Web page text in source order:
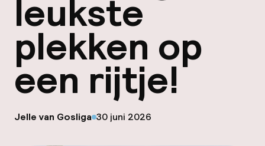
leukste
plekken op
een rijtje!
Gepubliceerd door
Jelle van Gosliga op
30 juni 2026